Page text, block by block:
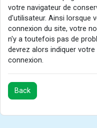
votre navigateur de
d'utilisateur. Ainsi lorsque
connexion du site, votre
n'y a toutefois pas de
devrez alors indiquer
connexion.
Back